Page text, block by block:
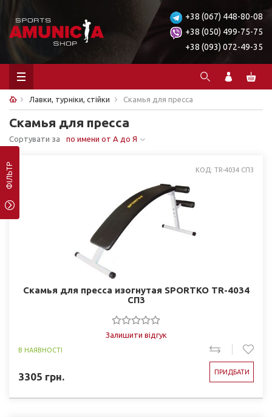
+38 (067) 448-80-08
+38 (050) 499-75-75
+38 (093) 072-49-35
Лавки, турніки, стійки Скамья для пресса
Скамья для пресса
Сортувати за по имени от А до Я
ФІЛЬТР КОД: TR-4034 СП3
Скамья для пресса изогнутая SPORTKO TR-4034
СП3
Залишити відгук
В НАЯВНОСТІ
3305 грн. ПРИДБАТИ